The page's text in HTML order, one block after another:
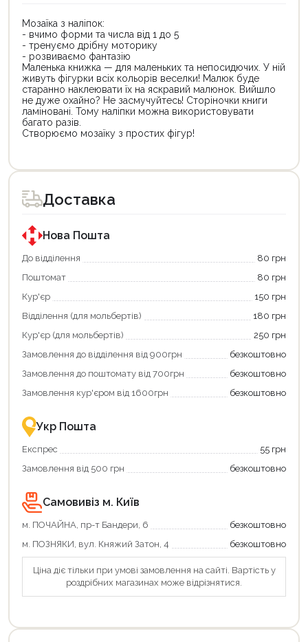
Мозаїка з наліпок:
- вчимо форми та числа від 1 до 5
- тренуємо дрібну моторику
- розвиваємо фантазію
Маленька книжка — для маленьких та непосидючих. У ній
живуть фігурки всіх кольорів веселки! Малюк буде
старанно наклеювати їх на яскравий малюнок. Вийшло
не дуже охайно? Не засмучуйтесь! Сторіночки книги
ламіновані. Тому наліпки можна використовувати
багато разів.
Створюємо мозаїку з простих фігур!
Доставка
Нова Пошта
До відділення
80 грн
Поштомат
80 грн
Кур'єр
150 грн
Відділення (для мольбертів)
180 грн
Кур'єр (для мольбертів)
250 грн
Замовлення до відділення від 900грн
безкоштовно
Замовлення до поштомату від 700грн
безкоштовно
Замовлення кур'єром від 1600грн
безкоштовно
Укр Пошта
Експрес
55 грн
Замовлення від 500 грн
безкоштовно
Самовивіз м. Київ
м. ПОЧАЙНА, пр-т Бандери, 6
безкоштовно
м. ПОЗНЯКИ, вул. Княжий Затон, 4
безкоштовно
Ціна діє тільки при умові замовлення на сайті. Вартість у
роздрібних магазинах може відрізнятися.